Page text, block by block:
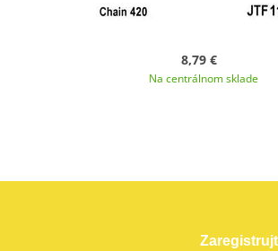
8,79 €
Na centrálnom sklade